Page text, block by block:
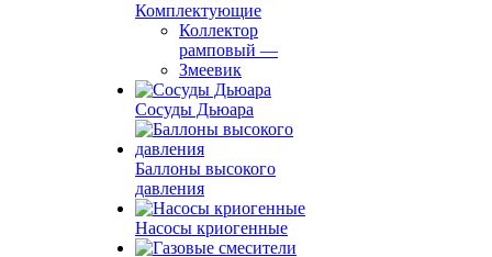
Комплектующие
Коллектор
рамповый —
Змеевик
Сосуды Дьюара
Баллоны высокого
давления
Насосы криогенные